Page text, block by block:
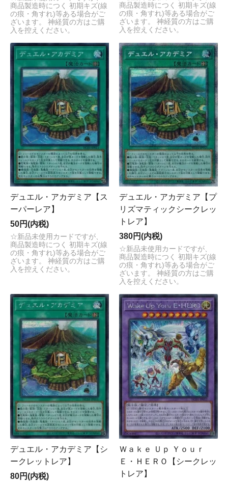
商品製造時につく 初期キズ(線
の痕・角すれ)等ある場合がご
ざいます。 神経質の方はご購
入を控えください。
商品製造時につく 初期キズ(線
の痕・角すれ)等ある場合がご
ざいます。 神経質の方はご購
入を控えください。
デュエル・アカデミア【ス
ーパーレア】
50円(内税)
☆新品未使用カードですが、
商品製造時につく 初期キズ(線
の痕・角すれ)等ある場合がご
ざいます。 神経質の方はご購
入を控えください。
デュエル・アカデミア【プ
リズマティックシークレッ
トレア】
380円(内税)
☆新品未使用カードですが、
商品製造時につく 初期キズ(線
の痕・角すれ)等ある場合がご
ざいます。 神経質の方はご購
入を控えください。
デュエル・アカデミア【シ
ークレットレア】
80円(内税)
Ｗａｋｅ Ｕｐ Ｙｏｕｒ
Ｅ・ＨＥＲＯ【シークレッ
トレア】